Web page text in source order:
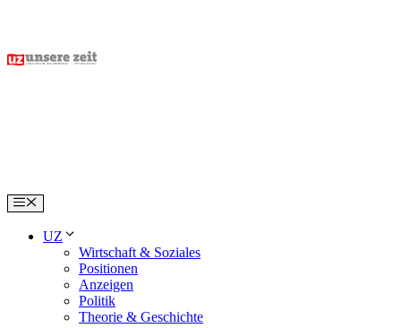
content
Menu
UZ
Wirtschaft & Soziales
Positionen
Anzeigen
Politik
Theorie & Geschichte